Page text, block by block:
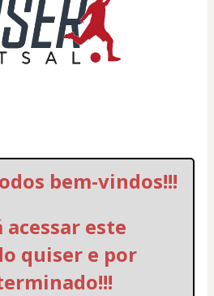
bem-vindos!!!
acessar este
quiser e por